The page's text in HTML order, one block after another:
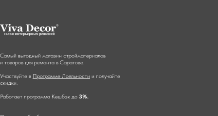
Самый выгодный магазин стройматериалов
и товаров для ремонта в Саратове.
Участвуйте в Программе Лояльности и получайте
скидки.
Работает программа Кешбэк до 3%.